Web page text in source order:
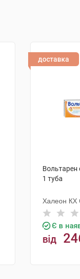
доставка
Вольтарен
1 туба
Халеон КХ
Є в
від